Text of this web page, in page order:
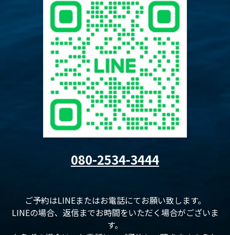
080-2534-3444
ご予約はLINEまたはお電話にてお願い致します。
LINEの場合、返信までお時間をいただく場合がございま
す。